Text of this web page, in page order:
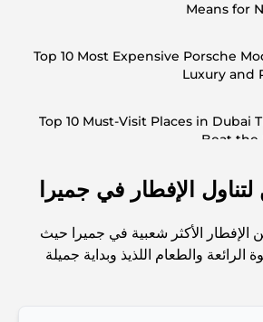
Means for
Top 10 Most Expensive Porsche
Luxury and
Top 10 Must-Visit Places in Dubai
Beat the
Top 7 Busiest Airports in the World:
Abu Dhabi vs Dubai: A Practical
الإفطار الأكثر شعبية في جميرا حيث
الرائعة والطعام اللذيذ وبداية جميلة